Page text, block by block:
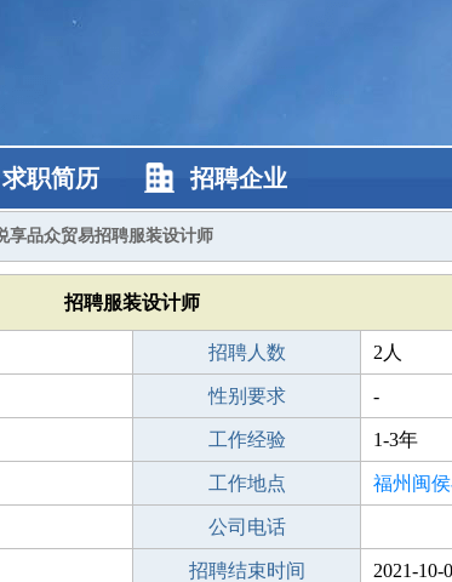
求职简历 招聘企业
享品众贸易招聘服装设计师
招聘服装设计师
招聘人数 2人
性别要求 -
工作经验 1-3年
工作地点 福州闽
公司电话
招聘结束时间 2021-10-